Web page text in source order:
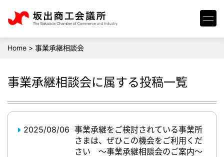
Home > 事業承継相談会
事業承継相談会に属する投稿一覧
2025/08/06 事業承継をご検討されている事業所
さまは、ぜひこの機会をご利用くだ
さい ～事業承継相談会のご案内～